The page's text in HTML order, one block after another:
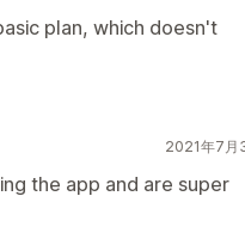
plan, which doesn't
2021年7月
the app and are super